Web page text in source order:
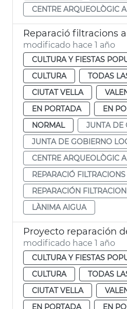
CENTRE ARQUEOLÒGIC
Reparació filtracions
modificado hace 1 año
CULTURA Y FIESTAS
CULTURA
TODAS
CIUTAT VELLA
EN PORTADA
EN
NORMAL
JUNTA DE
JUNTA DE GOBIERNO
CENTRE ARQUEOLÒGIC
REPARACIÓ FILTRACIONS
REPARACIÓN
LÀNIMA AIGUA
Proyecto reparación
modificado hace 1 año
CULTURA Y FIESTAS
CULTURA
TODAS
CIUTAT VELLA
EN PORTADA
EN